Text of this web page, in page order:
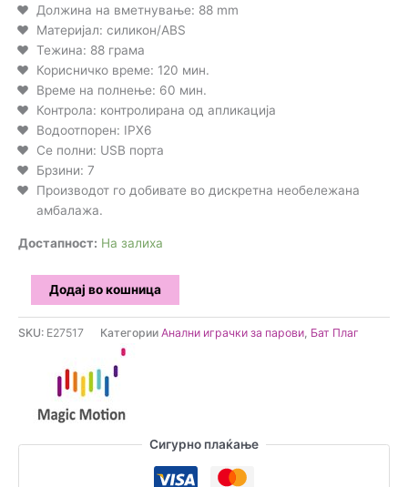
Должина на вметнување: 88 mm
Материјал: силикон/ABS
Тежина: 88 грама
Корисничко време: 120 мин.
Време на полнење: 60 мин.
Контрола: контролирана од апликација
Водоотпорен: IPX6
Се полни: USB порта
Брзини: 7
Производот го добивате во дискретна необележана
амбалажа.
Достапност: На залиха
Magic
Motion
контролиран
со
Додај во кошница
SKU: E27517 Категории Анални играчки за парови, Бат Плаг
Сигурно плаќање